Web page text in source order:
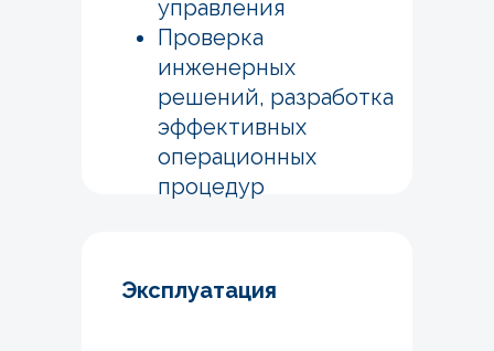
управления
Проверка
инженерных
решений, разработка
эффективных
операционных
процедур
Эксплуатация